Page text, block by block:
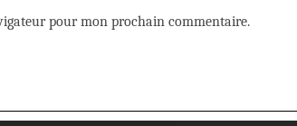
pour mon prochain commentaire.